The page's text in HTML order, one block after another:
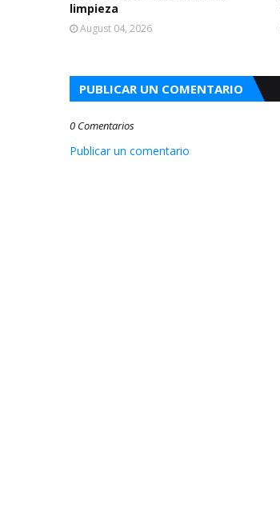
limpieza
August 04, 2026
PUBLICAR UN COMENTARIO
0 Comentarios
Publicar un comentario